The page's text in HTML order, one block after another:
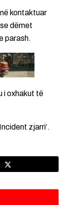
kontaktuar
dëmet
parash.
i oxhakut të
zjarri’.